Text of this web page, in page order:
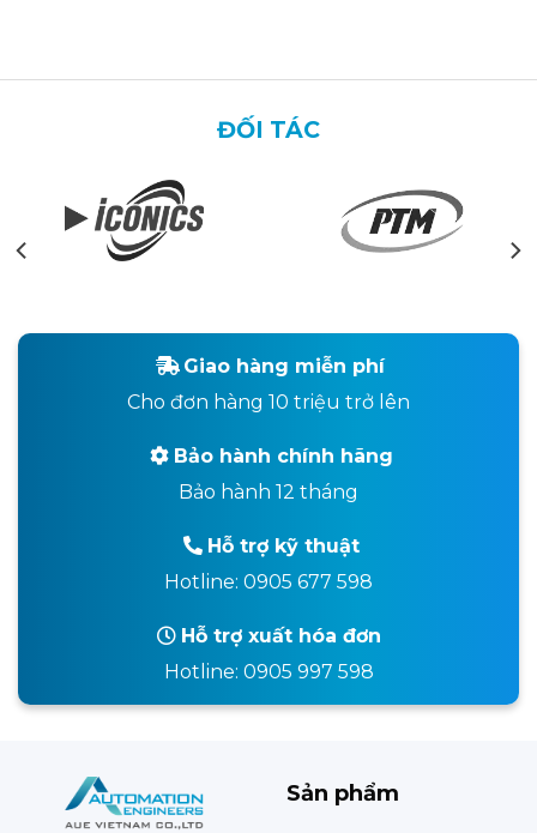
ĐỐI TÁC
Giao hàng miễn phí
Cho đơn hàng 10 triệu trở lên
Bảo hành chính hãng
Bảo hành 12 tháng
Hỗ trợ kỹ thuật
Hotline: 0905 677 598
Hỗ trợ xuất hóa đơn
Hotline: 0905 997 598
Sản phẩm